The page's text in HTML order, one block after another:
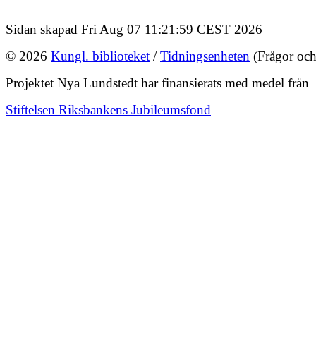
Sidan skapad Fri Aug 07 11:21:59 CEST 2026
© 2026 Kungl. biblioteket /Tidningsenheten (Frågor
Projektet Nya Lundstedt har finansierats med medel från
Stiftelsen Riksbankens Jubileumsfond